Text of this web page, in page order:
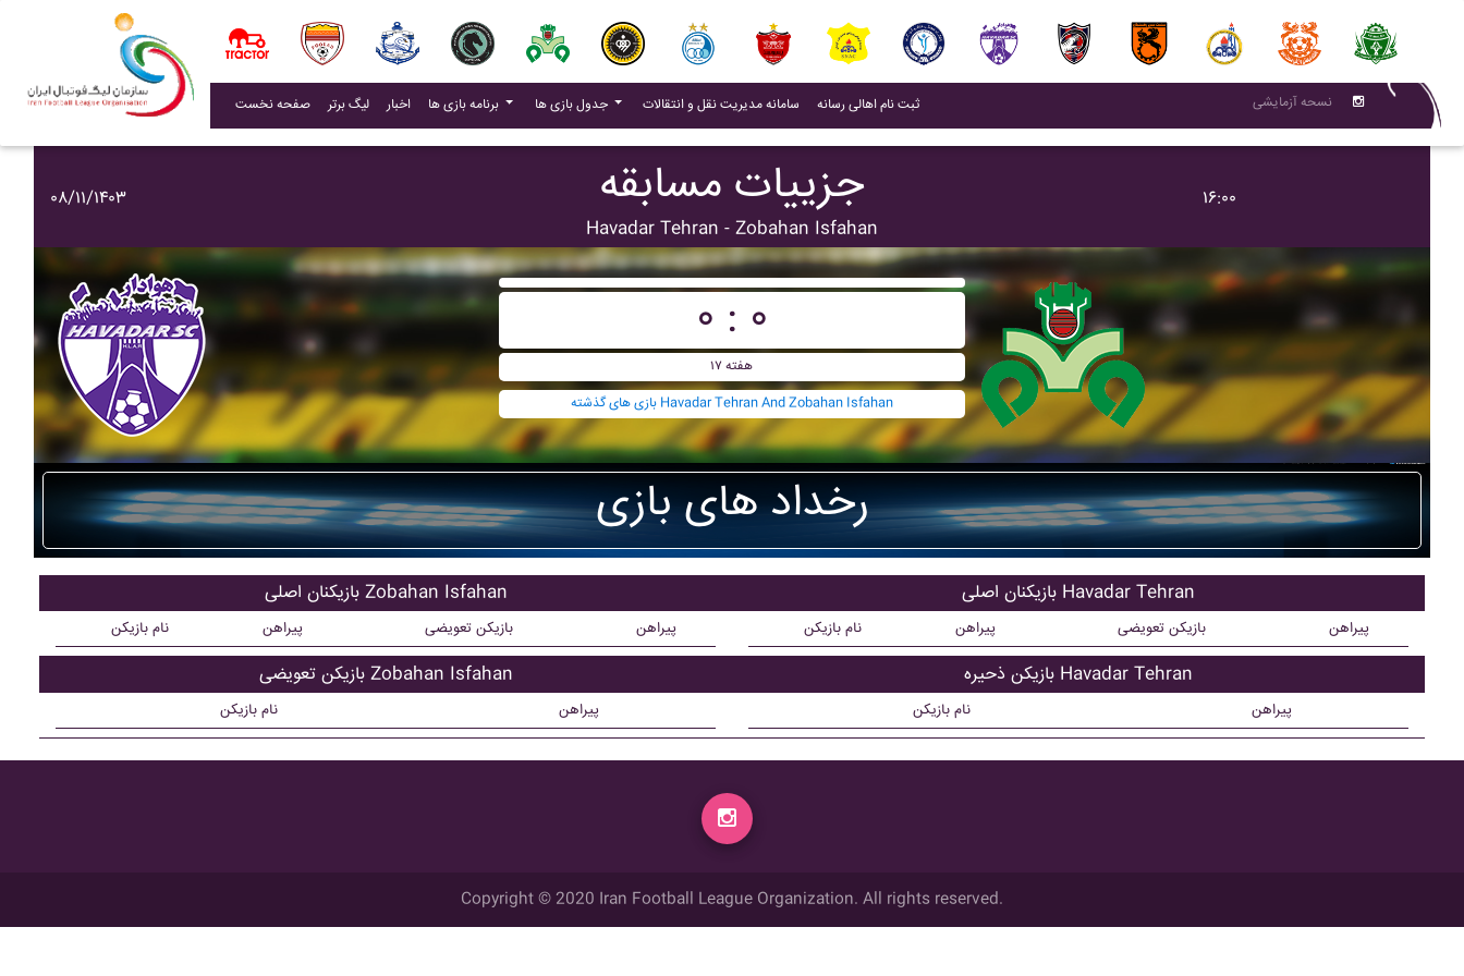
صفحه نخست لیگ برتر اخبار(current) برنامه بازی ها جدول بازی ها سامانه مدیریت نقل و انتقالات (current)
ثبت نام اهالی رسانه(current) نسحه آزمایشی
۰۸/۱۱/۱۴۰۳ جزییات مسابقه
Havadar Tehran - Zobahan Isfahan
۱۶:۰۰
۰ : ۰
هفته ۱۷
بازی های گذشته Havadar Tehran And Zobahan Isfahan
رخداد های بازی
بازیکنان اصلی Zobahan Isfahan
نام بازیکن پیراهن بازیکن تعویضی پیراهن
بازیکن تعویضی Zobahan Isfahan
نام بازیکن پیراهن
بازیکنان اصلی Havadar Tehran
نام بازیکن پیراهن بازیکن تعویضی پیراهن
بازیکن ذحیره Havadar Tehran
نام بازیکن پیراهن
Copyright © 2020 Iran Football League Organization. All rights reserved.